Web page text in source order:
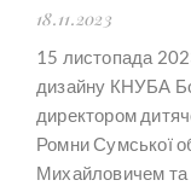
18.11.2023
15 листопада
дизайну КНУБА
директором
Ромни Сумської
Михайловичем та